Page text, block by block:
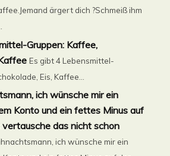
ärgert dich ?Schmeiß ihm
Gruppen: Kaffee,
Es gibt 4 Lebensmittel-
Eis, Kaffee...
ich wünsche mir ein
Konto und ein fettes Minus auf
das nicht schon
ich wünsche mir ein